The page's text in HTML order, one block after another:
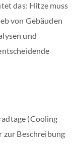
das: Hitze muss
von Gebäuden
und
(Cooling
zur Beschreibung